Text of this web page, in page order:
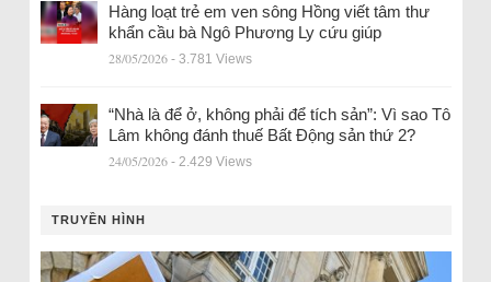
Hàng loạt trẻ em ven sông Hồng viết tâm thư
khẩn cầu bà Ngô Phương Ly cứu giúp
28/05/2026 - 3.781 Views
“Nhà là để ở, không phải để tích sản”: Vì sao Tô
Lâm không đánh thuế Bất Động sản thứ 2?
24/05/2026 - 2.429 Views
TRUYỀN HÌNH